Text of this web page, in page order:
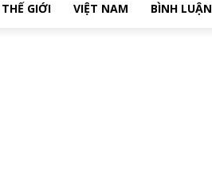
THẾ GIỚI VIỆT NAM BÌNH LUẬN